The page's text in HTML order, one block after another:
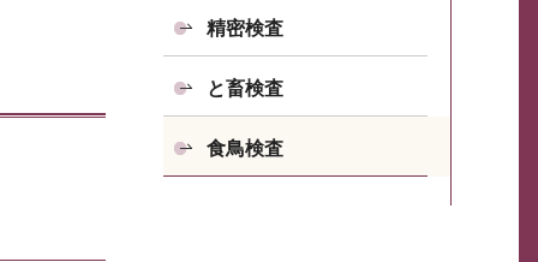
精密検査
と畜検査
食鳥検査